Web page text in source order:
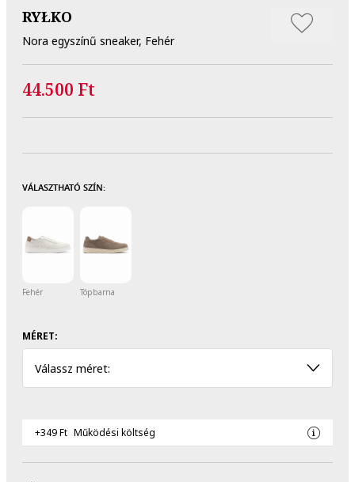
RYŁKO
Nora egyszínű sneaker, Fehér
44.500 Ft
VÁLASZTHATÓ SZÍN:
Fehér Tópbarna
MÉRET:
Válassz méret:
+349 Ft Működési költség